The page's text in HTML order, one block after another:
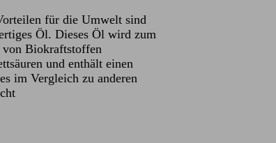
für die Umwelt sind
Öl. Dieses Öl wird zum
von Biokraftstoffen
und enthält einen
im Vergleich zu anderen